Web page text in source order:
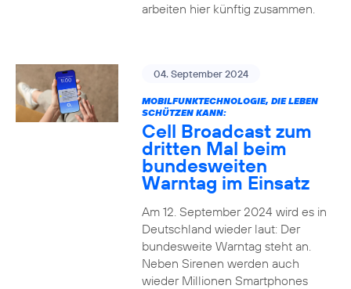
arbeiten hier künftig zusammen.
04. September 2024
MOBILFUNKTECHNOLOGIE, DIE LEBEN
SCHÜTZEN KANN:
Cell Broadcast zum
dritten Mal beim
bundesweiten
Warntag im Einsatz
Am 12. September 2024 wird es in
Deutschland wieder laut: Der
bundesweite Warntag steht an.
Neben Sirenen werden auch
wieder Millionen Smartphones